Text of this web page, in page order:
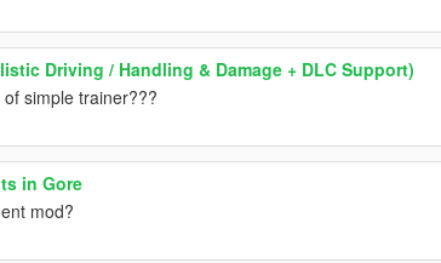
Driving / Handling & Damage + DLC Support)
simple trainer???
in Gore
mod?